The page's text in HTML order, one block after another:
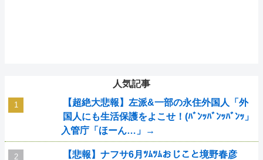
人気記事
【超絶大悲報】左派&一部の永住外国人「外
国人にも生活保護をよこせ！(ﾊﾞﾝｯﾊﾞﾝｯﾊﾞﾝｯ」
入管庁「ほーん…」→
【悲報】ナフサ6月ﾂﾑﾂﾑおじこと境野春彦